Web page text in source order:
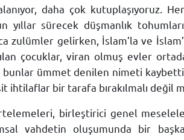
daha çok kutuplaşıyoruz.
yıllar sürecek düşmanlık
zulümler gelirken, İslam’la ve
çocuklar, viran olmuş evler
ümmet denilen nimeti
ihtilaflar bir tarafa bırakılmalı değil
birleştirici genel
vahdetin oluşumunda bir